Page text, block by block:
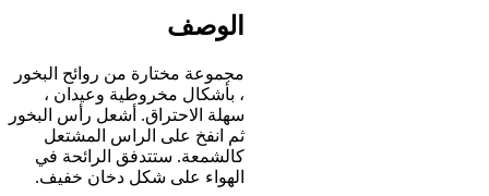
الوصف
مجموعة مختارة من روائح البخور
، بأشكال مخروطية وعيدان ،
سهلة الاحتراق. أشعل رأس البخور
ثم انفخ على الراس المشتعل
كالشمعة. ستتدفق الرائحة في
الهواء على شكل دخان خفيف.